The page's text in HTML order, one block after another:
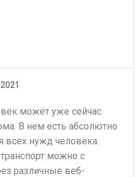
может уже сейчас
В нем есть абсолютно
всех нужд человека.
можно с
различные веб-